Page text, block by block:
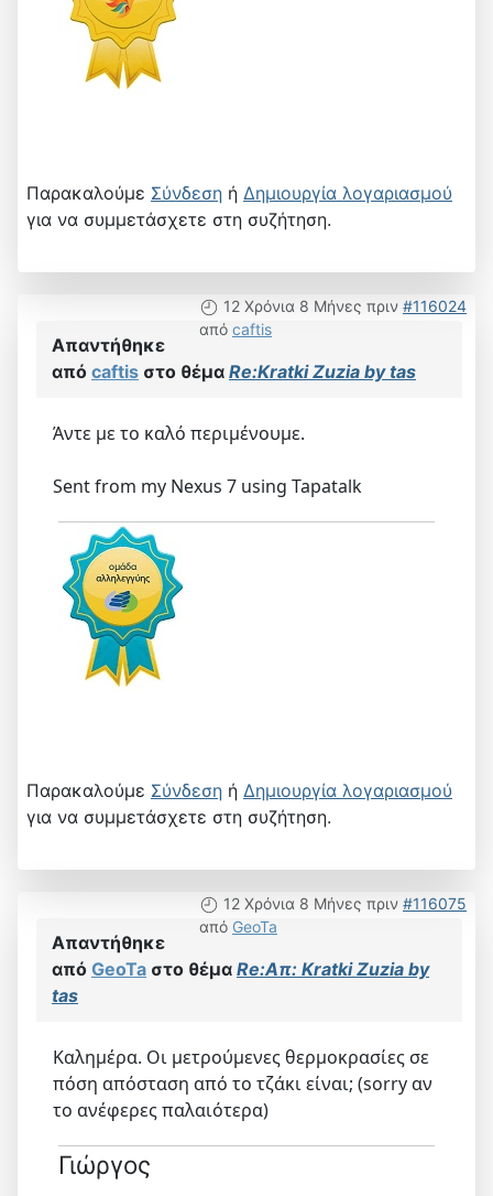
Παρακαλούμε Σύνδεση ή Δημιουργία λογαριασμού
για να συμμετάσχετε στη συζήτηση.
12 Χρόνια 8 Μήνες πριν #116024
από caftis
Απαντήθηκε
από caftis στο θέμα Re:Kratki Zuzia by tas
Άντε με το καλό περιμένουμε.
Sent from my Nexus 7 using Tapatalk
Παρακαλούμε Σύνδεση ή Δημιουργία λογαριασμού
για να συμμετάσχετε στη συζήτηση.
12 Χρόνια 8 Μήνες πριν #116075
από GeoTa
Απαντήθηκε
από GeoTa στο θέμα Re:Απ: Kratki Zuzia by
tas
Καλημέρα. Οι μετρούμενες θερμοκρασίες σε
πόση απόσταση από το τζάκι είναι; (sorry αν
το ανέφερες παλαιότερα)
Γιώργος